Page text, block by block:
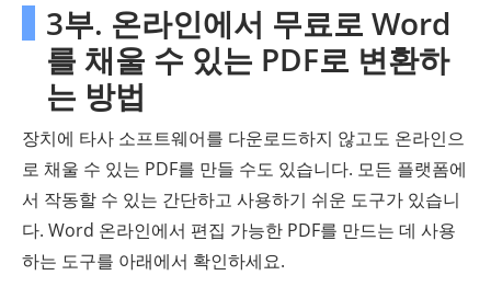
3부. 온라인에서 무료로 Word
를 채울 수 있는 PDF로 변환하
는 방법
장치에 타사 소프트웨어를 다운로드하지 않고도 온라인으
로 채울 수 있는 PDF를 만들 수도 있습니다. 모든 플랫폼에
서 작동할 수 있는 간단하고 사용하기 쉬운 도구가 있습니
다. Word 온라인에서 편집 가능한 PDF를 만드는 데 사용
하는 도구를 아래에서 확인하세요.